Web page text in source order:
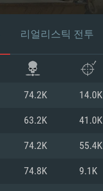
리얼리스틱 전투
74.2K 14.0K
63.2K 41.0K
74.2K 55.4K
74.8K 9.1K